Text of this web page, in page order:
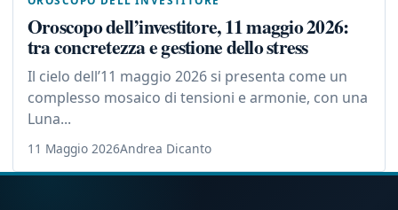
Oroscopo dell’investitore, 11 maggio 2026:
tra concretezza e gestione dello stress
Il cielo dell’11 maggio 2026 si presenta come un
complesso mosaico di tensioni e armonie, con una
Luna...
11 Maggio 2026Andrea Dicanto